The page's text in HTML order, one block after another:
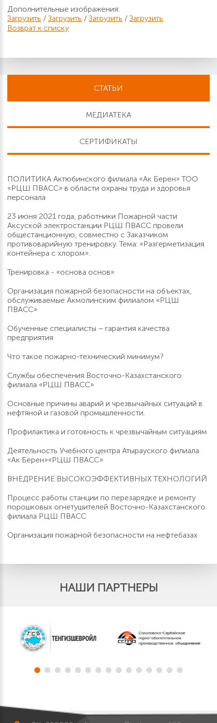
Дополнительные изображения:
Загрузить / Загрузить / Загрузить / Загрузить
Возврат к списку
СТАТЬИ
МЕДИАТЕКА
СЕРТИФИКАТЫ
ПОЛИТИКА Актюбинского филиала «Ак Берен» ТОО
«РЦШ ПВАСС» в области охраны труда и здоровья
персонала
23 июня 2021 года, работники Пожарной части
Аксуской электростанции РЦШ ПВАСС провели
общестанционную, совместно с Заказчиком
противоварийную тренировку. Тема: «Разгерметизация
контейнера с хлором».
Тренировка - «основа основ»
Организация пожарной безопасности на объектах,
обслуживаемые Акмолинским филиалом «РЦШ
ПВАСС»
Обученные специалисты – гарантия качества
предприятия
Что такое пожарно-технический минимум?
Службы обеспечения Восточно-Казахстанского
филиала «РЦШ ПВАСС»
Основные причины аварий и чрезвычайных ситуаций в
нефтяной и газовой промышленности.
Профилактика и готовность к чрезвычайным ситуациям
Деятельность Учебного центра Атырауского филиала
«Ак Берен»«РЦШ ПВАСС»
ВНЕДРЕНИЕ ВЫСОКОЭФФЕКТИВНЫХ ТЕХНОЛОГИЙ
Процесс работы станции по перезарядке и ремонту
порошковых огнетушителей Восточно-Казахстанского
филиала РЦШ ПВАСС
Организация пожарной безопасности на нефтебазах
НАШИ ПАРТНЕРЫ